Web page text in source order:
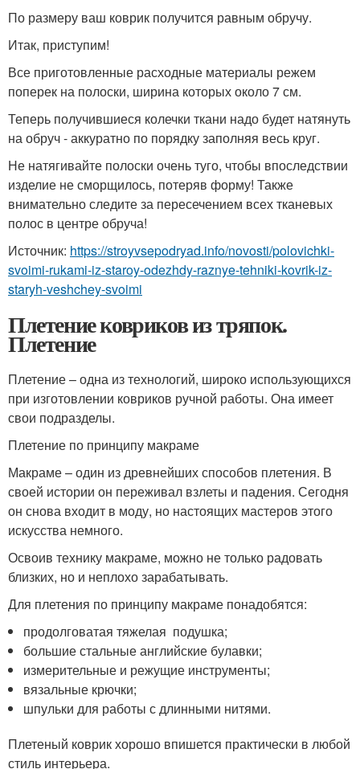
По размеру ваш коврик получится равным обручу.
Итак, приступим!
Все приготовленные расходные материалы режем
поперек на полоски, ширина которых около 7 см.
Теперь получившиеся колечки ткани надо будет натянуть
на обруч - аккуратно по порядку заполняя весь круг.
Не натягивайте полоски очень туго, чтобы впоследствии
изделие не сморщилось, потеряв форму! Также
внимательно следите за пересечением всех тканевых
полос в центре обруча!
Источник: https://stroyvsepodryad.info/novosti/polovichki-
svoimi-rukami-iz-staroy-odezhdy-raznye-tehniki-kovrik-iz-
staryh-veshchey-svoimi
Плетение ковриков из тряпок.
Плетение
Плетение – одна из технологий, широко использующихся
при изготовлении ковриков ручной работы. Она имеет
свои подразделы.
Плетение по принципу макраме
Макраме – один из древнейших способов плетения. В
своей истории он переживал взлеты и падения. Сегодня
он снова входит в моду, но настоящих мастеров этого
искусства немного.
Освоив технику макраме, можно не только радовать
близких, но и неплохо зарабатывать.
Для плетения по принципу макраме понадобятся:
продолговатая тяжелая подушка;
большие стальные английские булавки;
измерительные и режущие инструменты;
вязальные крючки;
шпульки для работы с длинными нитями.
Плетеный коврик хорошо впишется практически в любой
стиль интерьера.